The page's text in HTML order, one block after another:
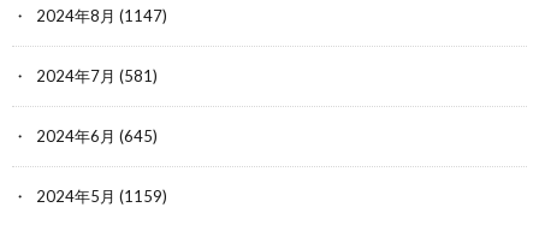
2024年8月 (1147)
2024年7月 (581)
2024年6月 (645)
2024年5月 (1159)